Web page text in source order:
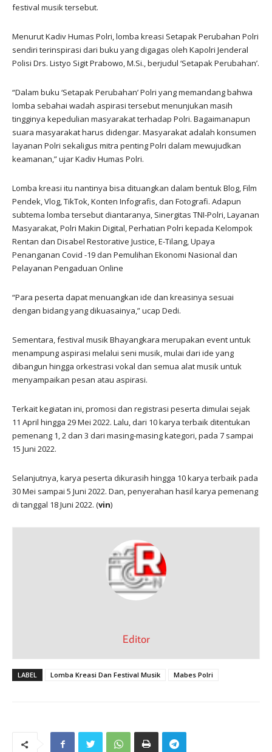
festival musik tersebut.
Menurut Kadiv Humas Polri, lomba kreasi Setapak Perubahan Polri
sendiri terinspirasi dari buku yang digagas oleh Kapolri Jenderal
Polisi Drs. Listyo Sigit Prabowo, M.Si., berjudul ‘Setapak Perubahan’.
“Dalam buku ‘Setapak Perubahan’ Polri yang memandang bahwa
lomba sebahai wadah aspirasi tersebut menunjukan masih
tingginya kepedulian masyarakat terhadap Polri. Bagaimanapun
suara masyarakat harus didengar. Masyarakat adalah konsumen
layanan Polri sekaligus mitra penting Polri dalam mewujudkan
keamanan,” ujar Kadiv Humas Polri.
Lomba kreasi itu nantinya bisa dituangkan dalam bentuk Blog, Film
Pendek, Vlog, TikTok, Konten Infografis, dan Fotografi. Adapun
subtema lomba tersebut diantaranya, Sinergitas TNI-Polri, Layanan
Masyarakat, Polri Makin Digital, Perhatian Polri kepada Kelompok
Rentan dan Disabel Restorative Justice, E-Tilang, Upaya
Penanganan Covid -19 dan Pemulihan Ekonomi Nasional dan
Pelayanan Pengaduan Online
“Para peserta dapat menuangkan ide dan kreasinya sesuai
dengan bidang yang dikuasainya,” ucap Dedi.
Sementara, festival musik Bhayangkara merupakan event untuk
menampung aspirasi melalui seni musik, mulai dari ide yang
dibangun hingga orkestrasi vokal dan semua alat musik untuk
menyampaikan pesan atau aspirasi.
Terkait kegiatan ini, promosi dan registrasi peserta dimulai sejak
11 April hingga 29 Mei 2022. Lalu, dari 10 karya terbaik ditentukan
pemenang 1, 2 dan 3 dari masing-masing kategori, pada 7 sampai
15 Juni 2022.
Selanjutnya, karya peserta dikurasih hingga 10 karya terbaik pada
30 Mei sampai 5 Juni 2022. Dan, penyerahan hasil karya pemenang
di tanggal 18 Juni 2022. (vin)
Editor
LABEL Lomba Kreasi Dan Festival Musik Mabes Polri